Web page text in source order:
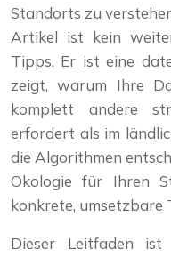
Standorts zu
Artikel ist kein
Tipps. Er ist eine
zeigt, warum Ihre
komplett andere
erfordert als im
die Algorithmen
Ökologie für Ihren
konkrete, umsetzbare
Dieser Leitfaden ist